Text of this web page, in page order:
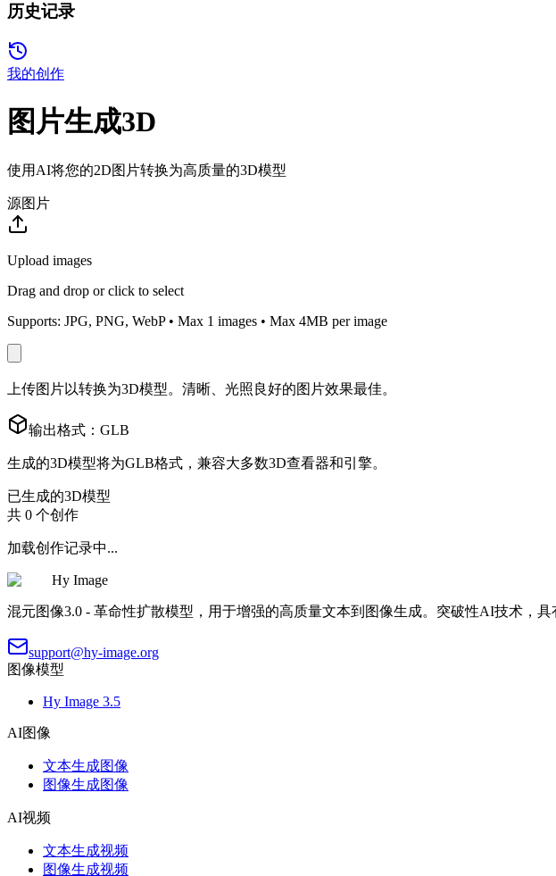
历史记录
我的创作
图片生成3D
使用AI将您的2D图片转换为高质量的3D模型
源图片
Upload images
Drag and drop or click to select
Supports: JPG, PNG, WebP • Max 1 images • Max 4MB per image
上传图片以转换为3D模型。清晰、光照良好的图片效果最佳。
输出格式：GLB
生成的3D模型将为GLB格式，兼容大多数3D查看器和引擎。
已生成的3D模型
共 0 个创作
加载创作记录中...
Hy Image
混元图像3.0 - 革命性扩散模型，用于增强的高质量文本到图像生成。突破性AI技术，
support@hy-image.org
图像模型
Hy Image 3.5
AI图像
文本生成图像
图像生成图像
AI视频
文本生成视频
图像生成视频